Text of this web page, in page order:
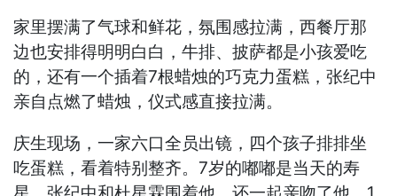
家里摆满了气球和鲜花，氛围感拉满，西餐厅那
边也安排得明明白白，牛排、披萨都是小孩爱吃
的，还有一个插着7根蜡烛的巧克力蛋糕，张纪中
亲自点燃了蜡烛，仪式感直接拉满。
庆生现场，一家六口全员出镜，四个孩子排排坐
吃蛋糕，看着特别整齐。7岁的嘟嘟是当天的寿